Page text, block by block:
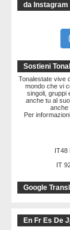
da Instagram
Sostieni
Tonalestate vive
mondo che vi
singoli, gruppi
anche tu al
anche
Per
IT
Google
En Fr Es De